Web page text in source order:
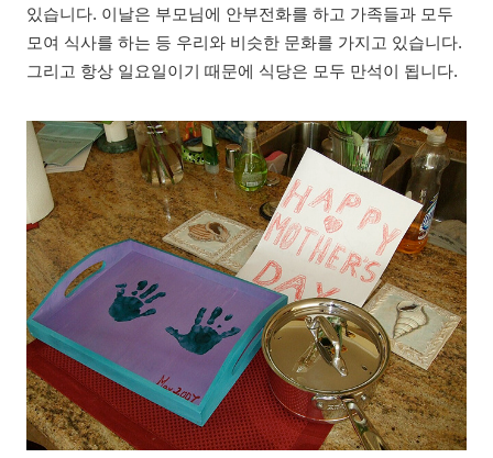
있습니다. 이날은 부모님에 안부전화를 하고 가족들과 모두
모여 식사를 하는 등 우리와 비슷한 문화를 가지고 있습니다.
그리고 항상 일요일이기 때문에 식당은 모두 만석이 됩니다.